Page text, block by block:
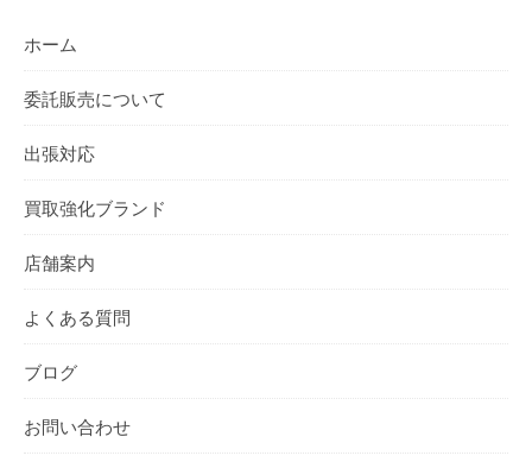
ホーム
委託販売について
出張対応
買取強化ブランド
店舗案内
よくある質問
ブログ
お問い合わせ